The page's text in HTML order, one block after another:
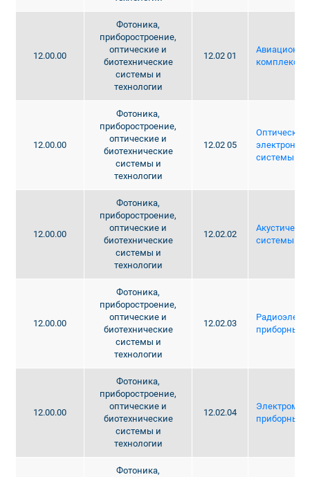
12.00.00
Фотоника,
приборостроение,
оптические и
биотехнические
системы и
технологии
12.02 01
комплексы
12.00.00
Фотоника,
приборостроение,
оптические и
биотехнические
системы и
технологии
12.02 05
Оптические
системы
12.00.00
Фотоника,
приборостроение,
оптические и
биотехнические
системы и
технологии
12.02.02
системы
12.00.00
Фотоника,
приборостроение,
оптические и
биотехнические
системы и
технологии
12.02.03
приборные
12.00.00
Фотоника,
приборостроение,
оптические и
биотехнические
системы и
технологии
12.02.04
приборные
Фотоника,